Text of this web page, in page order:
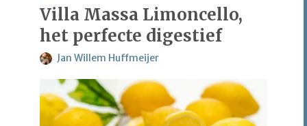
Villa Massa Limoncello,
het perfecte digestief
Jan Willem Huffmeijer